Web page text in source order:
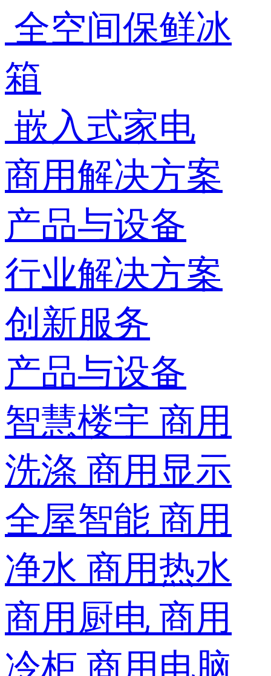
全空间保鲜冰
箱
嵌入式家电
商用解决方案
产品与设备
行业解决方案
创新服务
产品与设备
智慧楼宇 商用
洗涤 商用显示
全屋智能 商用
净水 商用热水
商用厨电 商用
冷柜 商用电脑